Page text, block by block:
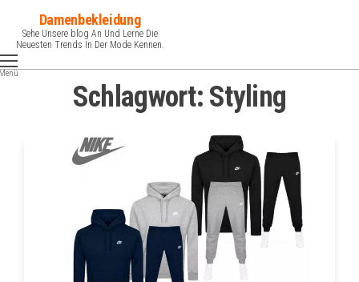
Inhalt
springen
Damenbekleidung
Sehe Unsere blog An Und Lerne Die
Neuesten Trends In Der Mode Kennen.
Schlagwort: Styling